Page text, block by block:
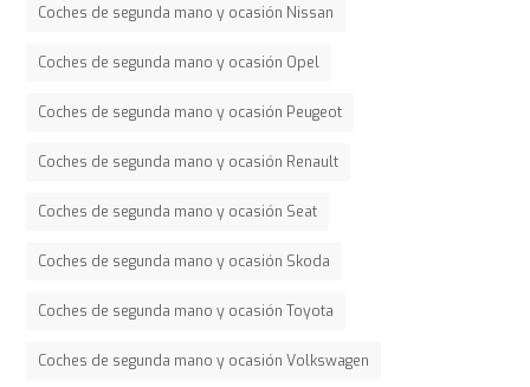
Coches de segunda mano y ocasión Nissan
Coches de segunda mano y ocasión Opel
Coches de segunda mano y ocasión Peugeot
Coches de segunda mano y ocasión Renault
Coches de segunda mano y ocasión Seat
Coches de segunda mano y ocasión Skoda
Coches de segunda mano y ocasión Toyota
Coches de segunda mano y ocasión Volkswagen